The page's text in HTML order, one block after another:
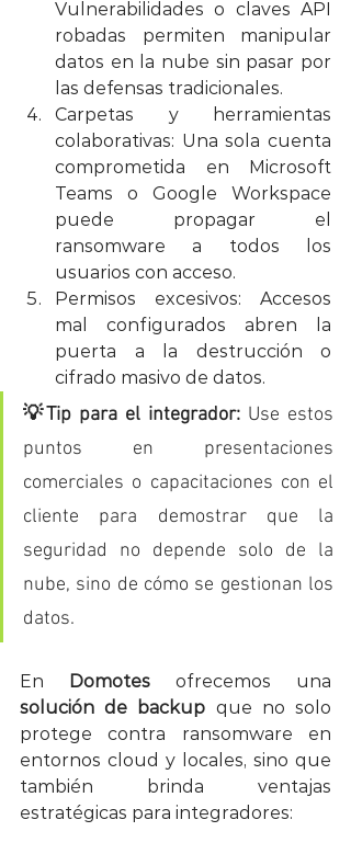
Vulnerabilidades o claves API
robadas permiten manipular
datos en la nube sin pasar por
las defensas tradicionales.
Carpetas y herramientas
colaborativas: Una sola cuenta
comprometida en Microsoft
Teams o Google Workspace
puede propagar el
ransomware a todos los
usuarios con acceso.
Permisos excesivos: Accesos
mal configurados abren la
puerta a la destrucción o
cifrado masivo de datos.
💡Tip para el integrador: Use estos
puntos en presentaciones
comerciales o capacitaciones con el
cliente para demostrar que la
seguridad no depende solo de la
nube, sino de cómo se gestionan los
datos.
En Domotes
solución de backup que no solo
protege contra ransomware en
entornos cloud y locales, sino que
también brinda ventajas
estratégicas para integradores: